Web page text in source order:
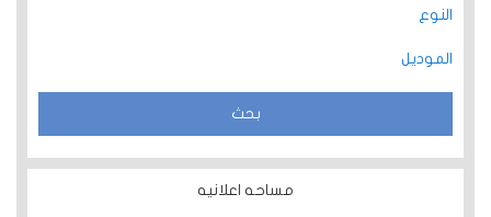
النوع
الموديل
مساحه اعلانيه